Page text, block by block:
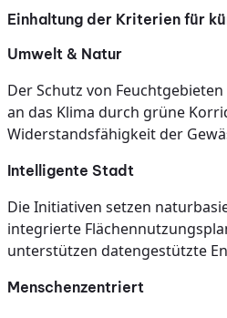
Einhaltung der Kriterien für
Umwelt & Natur
Der Schutz von
an das Klima durch grüne
Widerstandsfähigkeit der
Intelligente Stadt
Die Initiativen setzen
integrierte
unterstützen datengestützte
Menschenzentriert